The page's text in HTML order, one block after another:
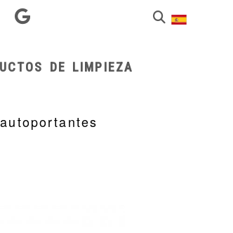
DE LIMPIEZA